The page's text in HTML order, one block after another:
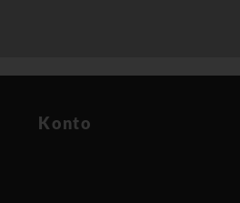
Konto